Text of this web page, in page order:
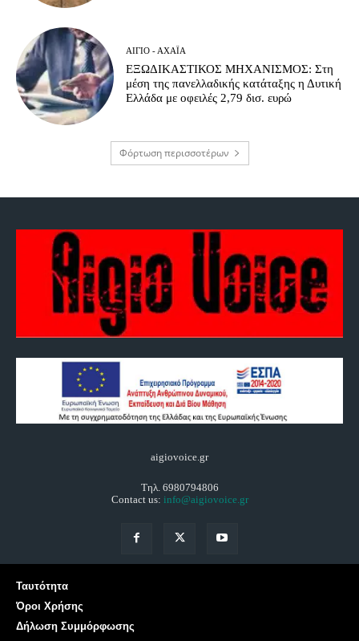
ΑΊΓΙΟ - ΑΧΑΪ́Α
ΕΞΩΔΙΚΑΣΤΙΚΟΣ ΜΗΧΑΝΙΣΜΟΣ: Στη
μέση της πανελλαδικής κατάταξης η Δυτική
Ελλάδα με οφειλές 2,79 δισ. ευρώ
Φόρτωση περισσοτέρων
aigiovoice.gr
Τηλ. 6980794806
Contact us: info@aigiovoice.gr
Ταυτότητα
Όροι Χρήσης
Δήλωση Συμμόρφωσης